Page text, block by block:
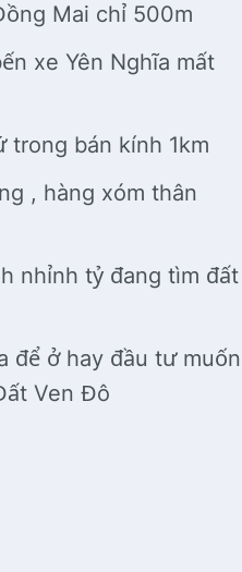
Mai chỉ 500m
xe Yên Nghĩa mất
trong bán kính 1km
, hàng xóm thân
nhỉnh tỷ đang tìm đất
để ở hay đầu tư muốn
Ven Đô